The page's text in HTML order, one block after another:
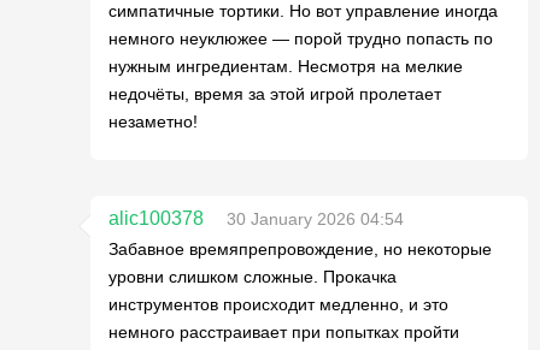
симпатичные тортики. Но вот управление иногда
немного неуклюжее — порой трудно попасть по
нужным ингредиентам. Несмотря на мелкие
недочёты, время за этой игрой пролетает
незаметно!
alic100378
30 January 2026 04:54
Забавное времяпрепровождение, но некоторые
уровни слишком сложные. Прокачка
инструментов происходит медленно, и это
немного расстраивает при попытках пройти